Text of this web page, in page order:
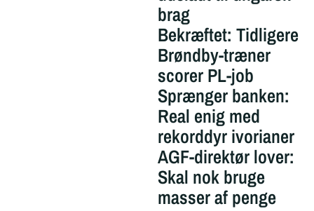
brag
Bekræftet: Tidligere
Brøndby-træner
scorer PL-job
Sprænger banken:
Real enig med
rekorddyr ivorianer
AGF-direktør lover:
Skal nok bruge
masser af penge